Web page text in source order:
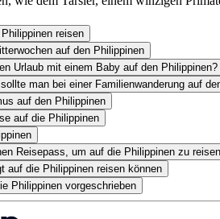
reisen
auf den Philippinen
Urlaub mit einem Baby auf den Philippinen?
man bei einer Familienwanderung auf
auf den Philippinen
auf die Philippinen
Reisepass, um auf die Philippinen zu
auf die Philippinen reisen können
Philippinen vorgeschrieben